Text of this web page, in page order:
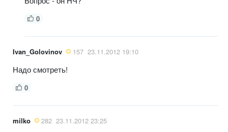
0
Ivan_Golovinov 157 23.11.2012 19:10
Надо смотреть!
0
milko 282 23.11.2012 23:25